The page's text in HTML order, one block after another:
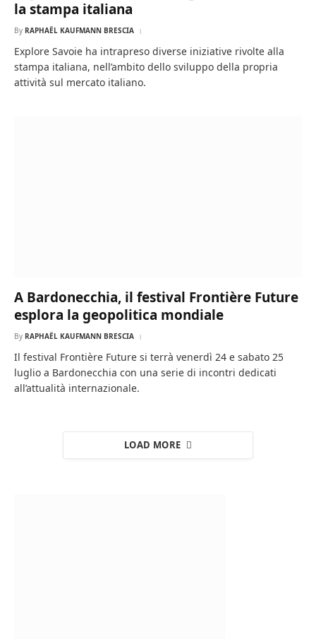
la stampa italiana
By RAPHAËL KAUFMANN BRESCIA
Explore Savoie ha intrapreso diverse iniziative rivolte alla
stampa italiana, nell’ambito dello sviluppo della propria
attività sul mercato italiano.
A Bardonecchia, il festival Frontière Future
esplora la geopolitica mondiale
By RAPHAËL KAUFMANN BRESCIA
Il festival Frontière Future si terrà venerdì 24 e sabato 25
luglio a Bardonecchia con una serie di incontri dedicati
all’attualità internazionale.
LOAD MORE